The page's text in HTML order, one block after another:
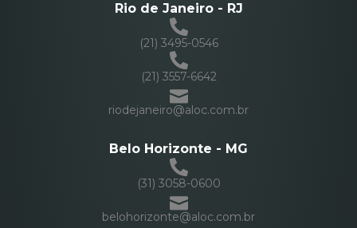
Rio de Janeiro - RJ
(21) 3495-0546
(21) 3557-6642
riodejaneiro@aloc.com.br
Belo Horizonte - MG
(31) 3058-0600
belohorizonte@aloc.com.br